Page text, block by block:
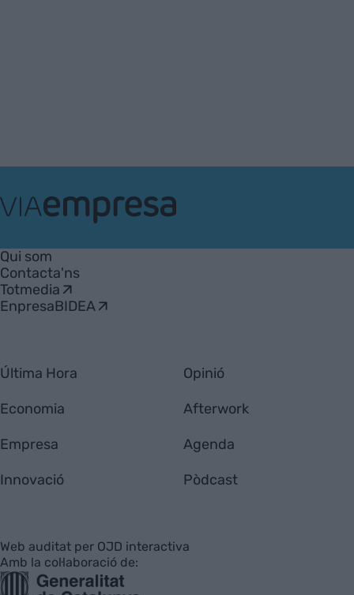
Empresa
Qui som
Contacta'ns
Totmedia
EnpresaBIDEA
Última Hora
Economia
Empresa
Innovació
Opinió
Afterwork
Agenda
Pòdcast
Web auditat per OJD interactiva
Amb la col·laboració de: